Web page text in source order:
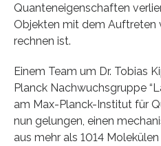
Quanteneigenschaften
Objekten mit dem Auftreten
rechnen ist.
Einem Team um Dr. Tobias
Planck Nachwuchsgruppe
am Max-Planck-Institut für
nun gelungen, einen
aus mehr als 1014